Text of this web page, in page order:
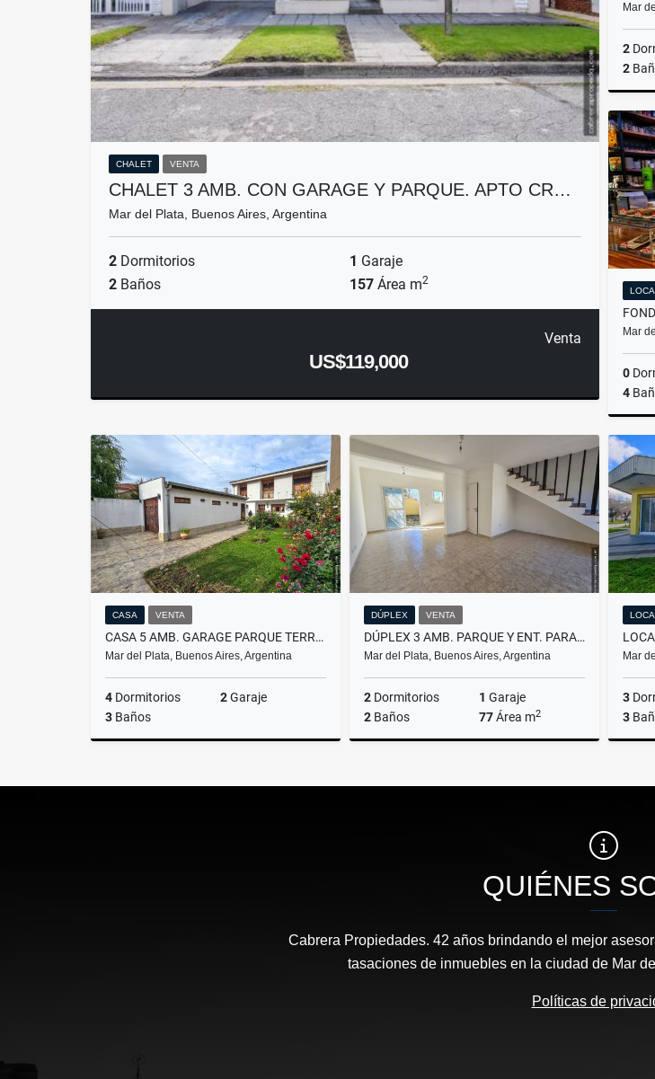
CHALET VENTA
CHALET 3 AMB. CON GARAGE Y PARQUE. APTO CR…
Mar del Plata, Buenos Aires, Argentina
2 Dormitorios 1 Garaje
2 Baños 157 Área m2
Venta
US$119,000
Mar
2
2
Mar
0
4
CASA VENTA
CASA 5 AMB. GARAGE PARQUE TERRAZA AP. CRÉDITO- TRIUNVIRATO Y AZOPARDO
Mar del Plata, Buenos Aires, Argentina
4 Dormitorios 2Garaje
3 Baños
US$110,000
DÚPLEX VENTA
DÚPLEX 3 AMB. PARQUE Y ENT. PARA AUTO FINANCIAN - PUNTA MOGOTES
Mar del Plata, Buenos Aires, Argentina
2 Dormitorios 1 Garaje
2 Baños 77Área m2
US$89,000
Mar
3
3
QUIÉNES
Cabrera Propiedades. 42 años brindando el mejor
tasaciones de inmuebles en la ciudad de Mar
Políticas de